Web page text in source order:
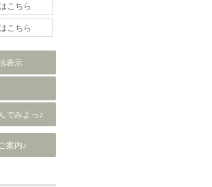
こちら
こちら
表示
でみよっ♪
案内♪